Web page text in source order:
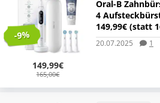
-9%
149,99€
165,00€
Oral-B
4
149,99€ (statt
20.07.2025 1